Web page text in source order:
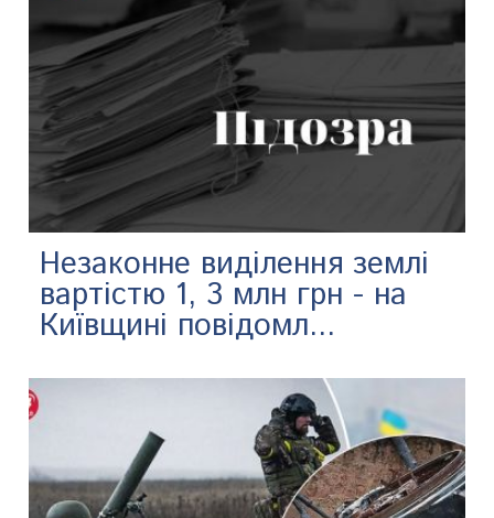
Незаконне виділення землі
вартістю 1, 3 млн грн - на
Київщині повідомл...